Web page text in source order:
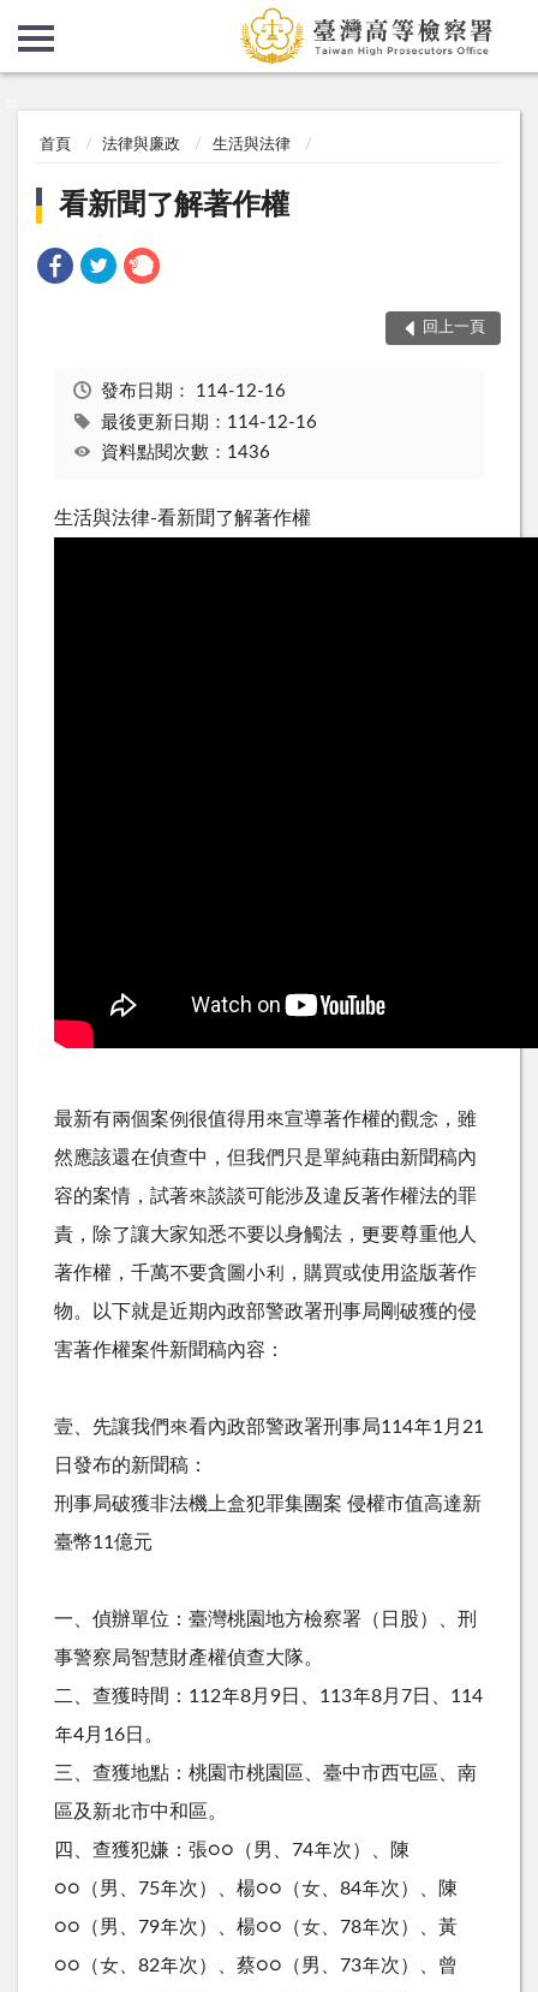
首頁 法律與廉政 生活與法律
看新聞了解著作權
回上一頁
發布日期： 114-12-16
最後更新日期：114-12-16
資料點閱次數：1436
生活與法律-看新聞了解著作權
最新有兩個案例很值得用來宣導著作權的觀念，雖
然應該還在偵查中，但我們只是單純藉由新聞稿內
容的案情，試著來談談可能涉及違反著作權法的罪
責，除了讓大家知悉不要以身觸法，更要尊重他人
著作權，千萬不要貪圖小利，購買或使用盜版著作
物。以下就是近期內政部警政署刑事局剛破獲的侵
害著作權案件新聞稿內容：
壹、先讓我們來看內政部警政署刑事局114年1月21
日發布的新聞稿：
刑事局破獲非法機上盒犯罪集團案 侵權市值高達新
臺幣11億元
一、偵辦單位：臺灣桃園地方檢察署（日股）、刑
事警察局智慧財產權偵查大隊。
二、查獲時間：112年8月9日、113年8月7日、114
年4月16日。
三、查獲地點：桃園市桃園區、臺中市西屯區、南
區及新北市中和區。
四、查獲犯嫌：張○○（男、74年次）、陳
○○（男、75年次）、楊○○（女、84年次）、陳
○○（男、79年次）、楊○○（女、78年次）、黃
○○（女、82年次）、蔡○○（男、73年次）、曾